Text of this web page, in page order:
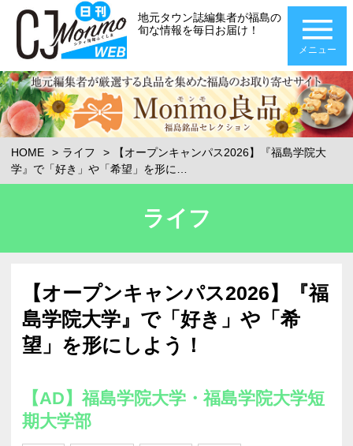
地元タウン誌編集者が福島の
旬な情報を毎日お届け！
メニュー
HOME ライフ
【オープンキャンパス2026】『福島学院大
学』で「好き」や「希望」を形に…
ライフ
【オープンキャンパス2026】『福
島学院大学』で「好き」や「希
望」を形にしよう！
【AD】福島学院大学・福島学院大学短
期大学部